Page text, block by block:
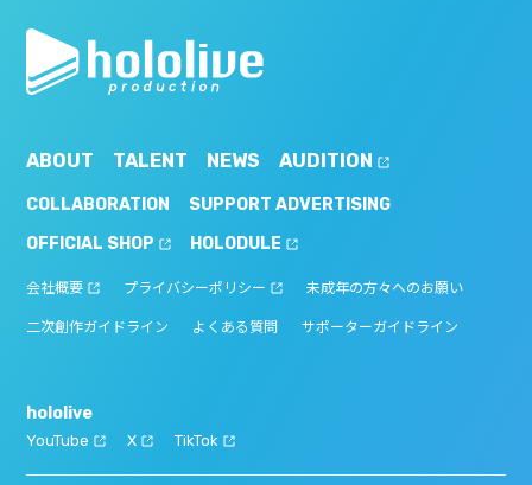
ABOUT TALENT NEWS AUDITION
COLLABORATION
SUPPORT ADVERTISING
OFFICIAL SHOP
HOLODULE
会社概要 プライバシーポリシー 未成年の方々へのお願い
二次創作ガイドライン よくある質問 サポーターガイドライン
hololive
YouTube X TikTok